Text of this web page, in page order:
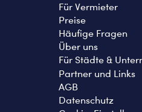
Für Vermieter
Preise
Häufige Fragen
Über uns
Für Städte &
Partner und Links
AGB
Datenschutz